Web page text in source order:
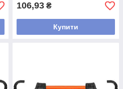
106,93 ₴
Купити